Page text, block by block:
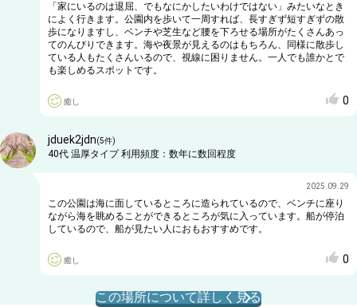
「家にいるのは退屈、でもなにかしたいわけではない」みたいなとき
によく行きます。公園内を歩いて一周すれば、長すぎず短すぎずの散
歩になりますし、ベンチや芝生など腰を下ろせる場所がたくさんあっ
てのんびりできます。海や夜景が見えるのはもちろん、同様に散歩し
ている人もたくさんいるので、視線に困りません。一人でも誰かとで
も楽しめるスポットです。
癒し 0
jduek2jdn(5件)
40代 温厚タイプ利用頻度： 数年に数回程度
2025.09.29
この公園は海に面しているところに造られているので、ベンチに座り
ながら海を眺めることができるところが気に入っています。船が停泊
しているので、船が見たい人におもおすすめです。
癒し 0
この場所について詳しく見る